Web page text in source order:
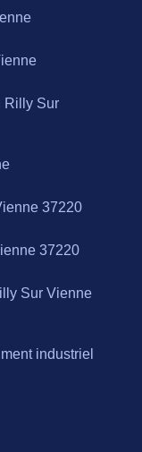
Rilly Sur
37220
37220
Sur Vienne
industriel